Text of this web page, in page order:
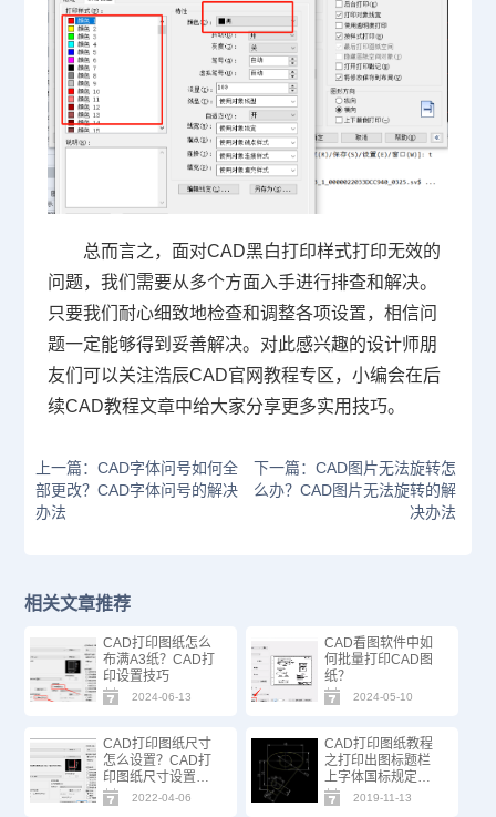
总而言之，面对CAD黑白打印样式打印无效的
问题，我们需要从多个方面入手进行排查和解决。
只要我们耐心细致地检查和调整各项设置，相信问
题一定能够得到妥善解决。对此感兴趣的设计师朋
友们可以关注浩辰CAD官网教程专区，小编会在后
续CAD教程文章中给大家分享更多实用技巧。
上一篇：CAD字体问号如何全
部更改？CAD字体问号的解决
办法
下一篇：CAD图片无法旋转怎
么办？CAD图片无法旋转的解
决办法
相关文章推荐
CAD打印图纸怎么
布满A3纸？CAD打
印设置技巧
2024-06-13
CAD看图软件中如
何批量打印CAD图
纸？
2024-05-10
CAD打印图纸尺寸
怎么设置？CAD打
印图纸尺寸设置步
骤
2022-04-06
CAD打印图纸教程
之打印出图标题栏
上字体国标规定是
哪种
2019-11-13